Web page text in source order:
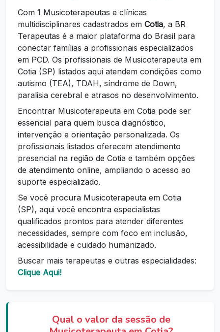
Com 1 Musicoterapeutas e clínicas
multidisciplinares cadastrados em Cotia, a BR
Terapeutas é a maior plataforma do Brasil para
conectar famílias a profissionais especializados
em PCD. Os profissionais de Musicoterapeuta em
Cotia (SP) listados aqui atendem condições como
autismo (TEA), TDAH, síndrome de Down,
paralisia cerebral e atrasos no desenvolvimento.
Encontrar Musicoterapeuta em Cotia pode ser
essencial para quem busca diagnóstico,
intervenção e orientação personalizada. Os
profissionais listados oferecem atendimento
presencial na região de Cotia e também opções
de atendimento online, ampliando o acesso ao
suporte especializado.
Se você procura Musicoterapeuta em Cotia
(SP), aqui você encontra especialistas
qualificados prontos para atender diferentes
necessidades, sempre com foco em inclusão,
acessibilidade e cuidado humanizado.
Buscar mais terapeutas e outras especialidades:
Clique Aqui!
Qual o valor da sessão de